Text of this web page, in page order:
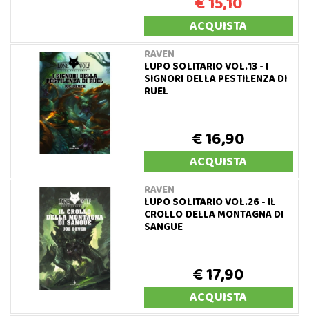
ACQUISTA
RAVEN
LUPO SOLITARIO VOL.13 - I
SIGNORI DELLA PESTILENZA DI
RUEL
€ 16,90
ACQUISTA
RAVEN
LUPO SOLITARIO VOL.26 - IL
CROLLO DELLA MONTAGNA DI
SANGUE
€ 17,90
ACQUISTA